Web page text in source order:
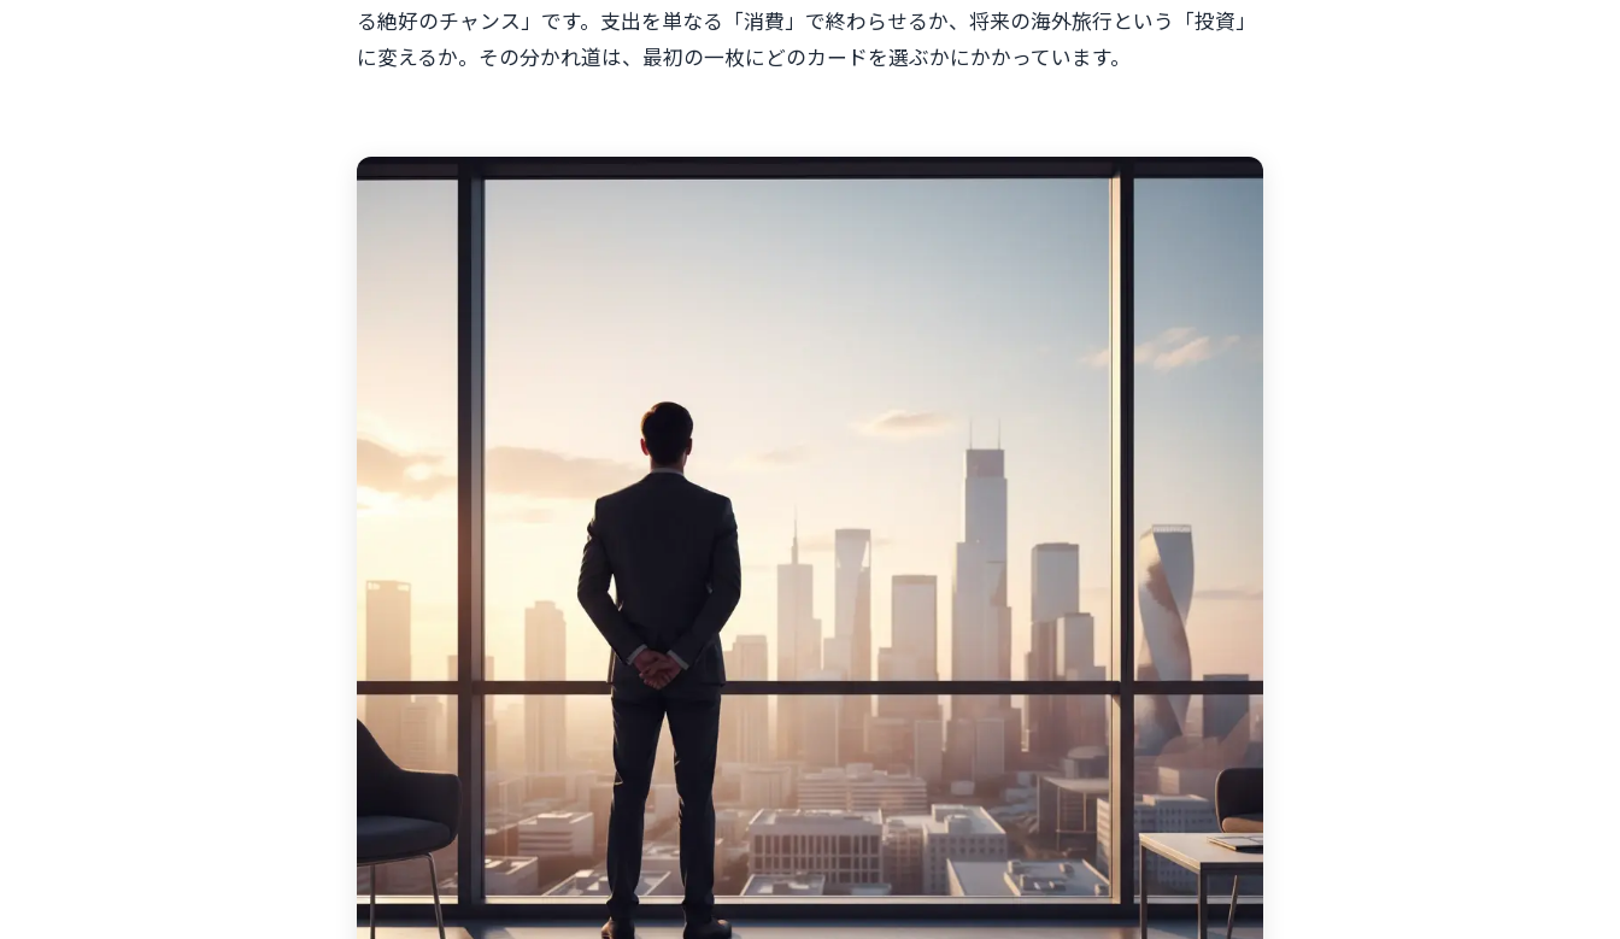
る絶好のチャンス」です。支出を単なる「消費」で終わらせるか、将来の海外旅行という「投資」
に変えるか。その分かれ道は、最初の一枚にどのカードを選ぶかにかかっています。